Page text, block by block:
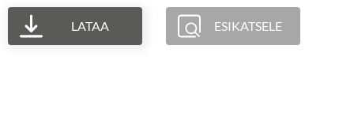
LATAA ESIKATSELE